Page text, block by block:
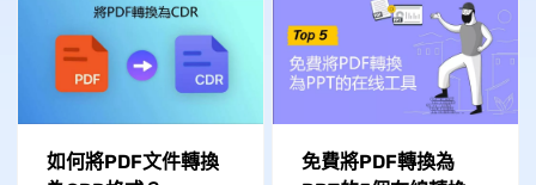
如何將PDF文件轉換
免費將PDF轉換為